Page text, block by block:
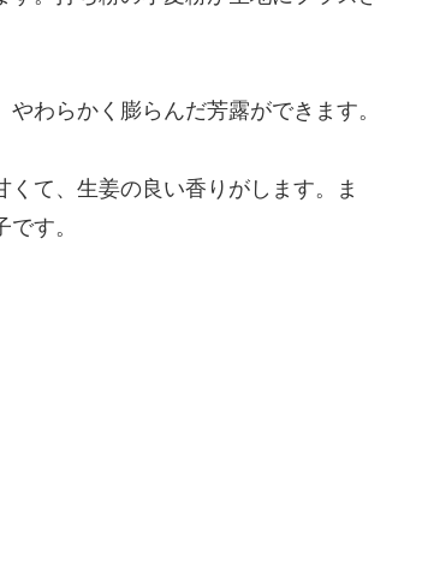
わらかく膨らんだ芳露ができます。
て、生姜の良い香りがします。ま
す。